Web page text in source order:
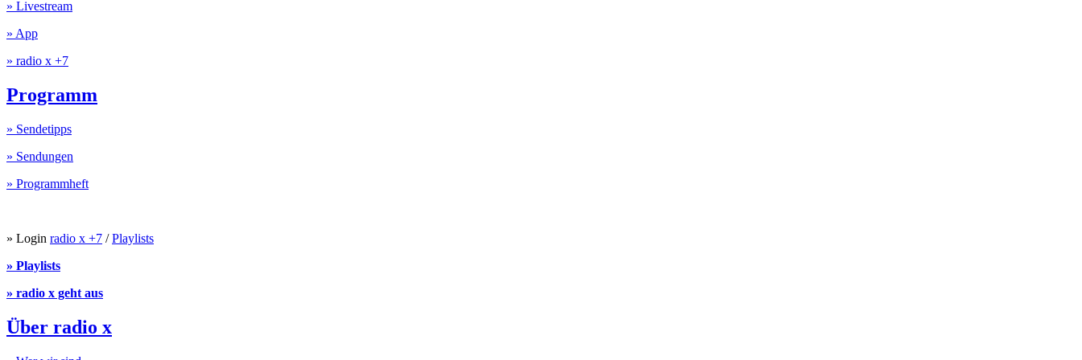
» Livestream
» App
» radio x +7
Programm
» Sendetipps
» Sendungen
» Programmheft
» Login radio x +7 /Playlists
» Playlists
» radio x geht aus
Über radio x